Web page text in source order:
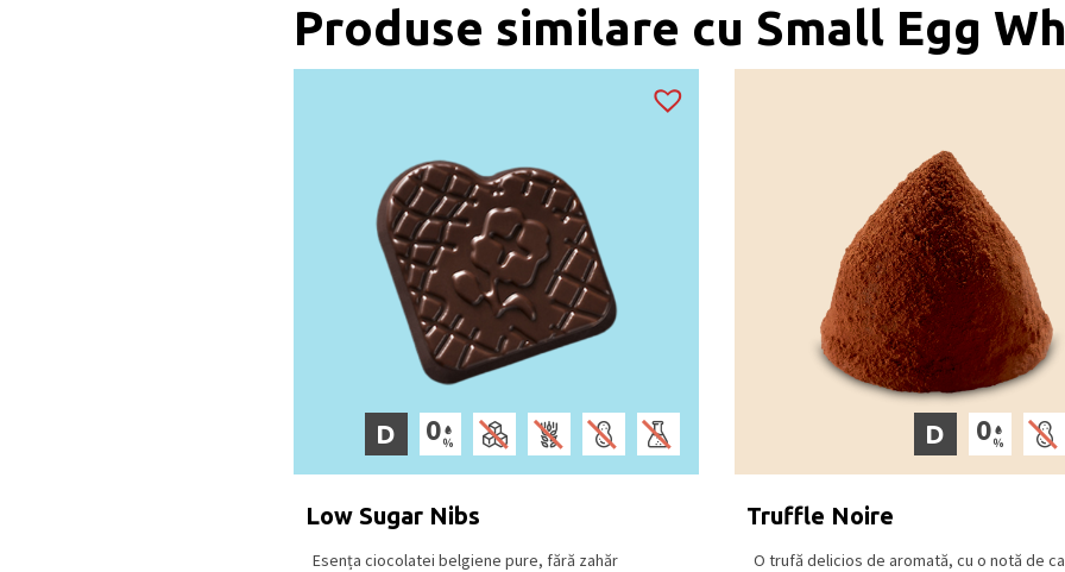
Produse similare cu Small Egg
D
Low Sugar Nibs
Esența ciocolatei belgiene pure, fără zahăr
D
Truffle Noire
O trufă delicios de aromată, cu o notă de